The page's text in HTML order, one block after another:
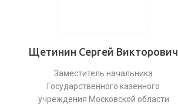
Щетинин Сергей Викторович
Заместитель начальника
Государственного казенного
учреждения Московской области